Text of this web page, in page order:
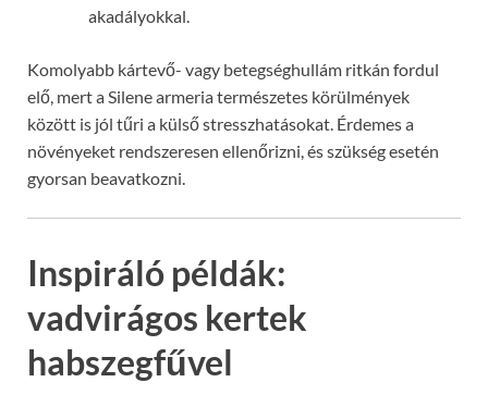
akadályokkal.
Komolyabb kártevő- vagy betegséghullám ritkán fordul
elő, mert a Silene armeria természetes körülmények
között is jól tűri a külső stresszhatásokat. Érdemes a
növényeket rendszeresen ellenőrizni, és szükség esetén
gyorsan beavatkozni.
Inspiráló példák:
vadvirágos kertek
habszegfűvel